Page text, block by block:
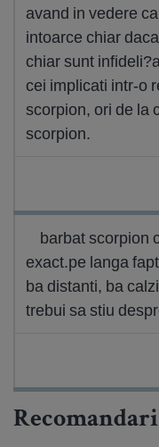
avand in vedere
intoarce chiar
chiar sunt
cei implicati intr-o
scorpion, ori de la
scorpion.
barbat scorpion
exact.pe langa
ba distanti, ba
trebui sa stiu
Recomandari